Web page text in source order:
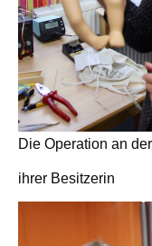
Die Operation an
Die
ihrer Besitzerin